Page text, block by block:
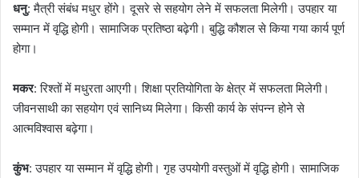
धनु: मैत्री संबंध मधुर होंगे। दूसरे से सहयोग लेने में सफलता मिलेगी। उपहार या
सम्मान में वृद्धि होगी। सामाजिक प्रतिष्ठा बढ़ेगी। बुद्धि कौशल से किया गया कार्य पूर्ण
होगा।
मकर: रिश्तों में मधुरता आएगी। शिक्षा प्रतियोगिता के क्षेत्र में सफलता मिलेगी।
जीवनसाथी का सहयोग एवं सानिध्य मिलेगा। किसी कार्य के संपन्न होने से
आत्मविश्वास बढ़ेगा।
कुंभ: उपहार या सम्मान में वृद्धि होगी। गृह उपयोगी वस्तुओं में वृद्धि होगी। सामाजिक